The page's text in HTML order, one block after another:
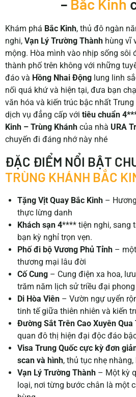
– Bắc Kinh
Khám phá Bắc Kinh, thủ đô ngàn
nghi,Vạn Lý Trường Thành hùng vĩ
mộng. Hòa mình vào nhịp sống sôi
thành phố trên không với những
đáo và Hồng Nhai Động lung linh
nối quá khứ và hiện tại, đưa bạn
văn hóa và kiến trúc bậc nhất
dịch vụ đẳng cấp vớitiêu chuẩn
Kinh – Trùng Khánh của nhà URA
chuyến đi đáng nhớ này nhé
ĐẶC ĐIỂM NỔI BẬT
TRÙNG KHÁNH BẮC
Tặng Vịt Quay Bắc Kinh –
thực lừng danh
Khách sạn 4**** tiện nghi, sang
bạn kỳ nghỉ trọn vẹn.
Phố đi bộ Vương Phủ Tỉnh –
thương mại lâu đời
Cố Cung – Cung điện xa hoa,
trăm năm lịch sử triều đại phong
Di Hòa Viên – Vườn ngự uyển
tinh tế giữa thiên nhiên và kiến
Đường Sắt Trên Cao Xuyên Qua
quan đô thị hiện đại độc đáo
Visa Trung Quốc cực kỳ đơn
scan và hình, thủ tục nhẹ
Vạn Lý Trường Thành – Một kỳ
loại, nơi từng bước chân là một